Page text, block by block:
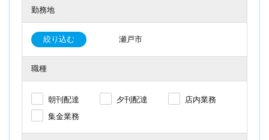
勤務地
絞り込む 瀬戸市
職種
朝刊配達 夕刊配達
店内業務
集金業務